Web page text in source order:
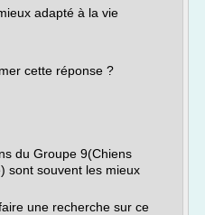
adapté à la vie
cette réponse ?
du Groupe 9(Chiens
sont souvent les mieux
une recherche sur ce